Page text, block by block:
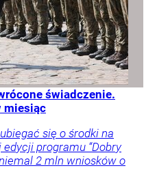
świadczenie.
miesiąc
się o środki na
programu “Dobry
2 mln wniosków o